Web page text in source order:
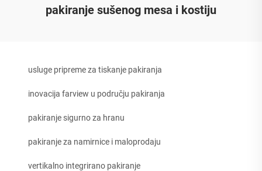
pakiranje sušenog mesa i kostiju
usluge pripreme za tiskanje pakiranja
inovacija farview u području pakiranja
pakiranje sigurno za hranu
pakiranje za namirnice i maloprodaju
vertikalno integrirano pakiranje